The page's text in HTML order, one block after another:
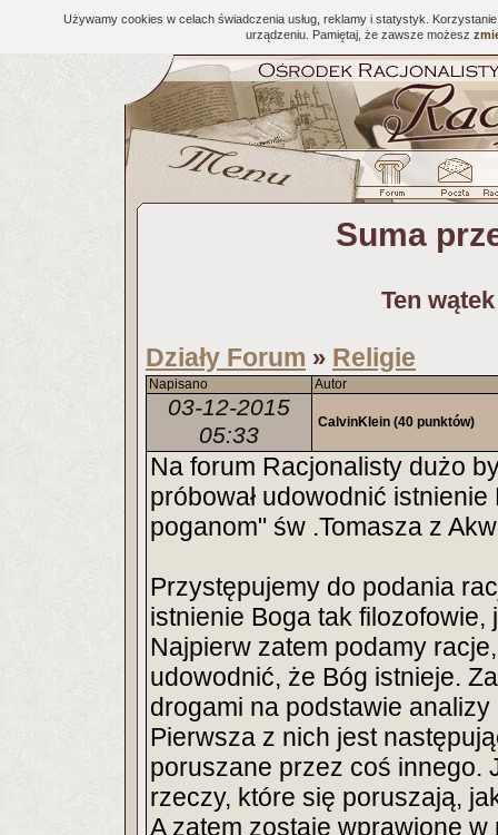
Używamy cookies w celach świadczenia usług, reklamy i statystyk.
urządzeniu. Pamiętaj, że zawsze możesz
Suma
Ten
Działy Forum » Religie
Napisano Autor
03-12-2015
05:33
CalvinKlein (40 punktów)
Na forum Racjonalisty dużo
próbował udowodnić
poganom" św .Tomasza z
Przystępujemy do podania
istnienie Boga tak filozofowie,
Najpierw zatem podamy
udowodnić, że Bóg istnieje.
drogami na podstawie analizy
Pierwsza z nich jest
poruszane przez coś innego.
rzeczy, które się poruszają,
A zatem zostaje wprawione